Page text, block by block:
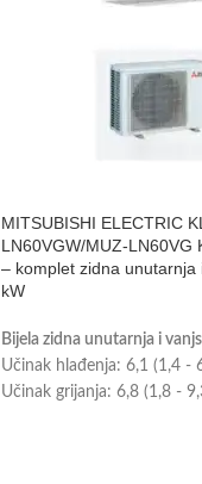
MITSUBISHI ELECTRIC
LN60VGW/MUZ-LN60VG
– komplet zidna unutarnja
kW
Bijela zidna unutarnja i
Učinak hlađenja: 6,1 (1,4 -
Učinak grijanja: 6,8 (1,8 -